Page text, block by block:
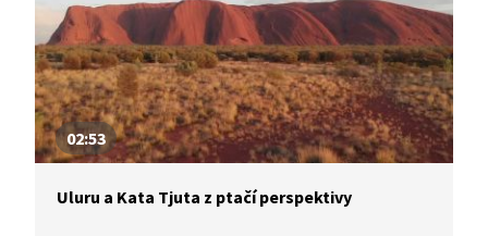
byly modelovány při tání pevninského ledovce
ve čtvrtohorách.
02:53
Uluru a Kata Tjuta z ptačí perspektivy